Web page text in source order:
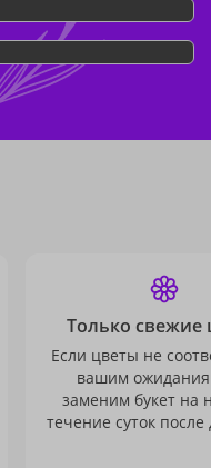
Только свежие
Если цветы не
вашим
заменим букет на
течение суток после